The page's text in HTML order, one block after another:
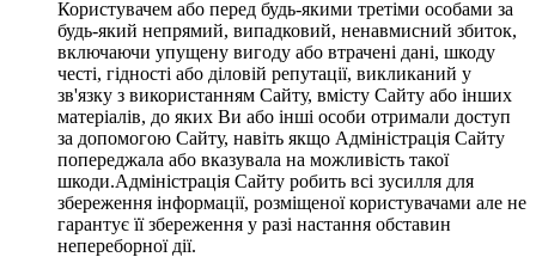
Користувачем або перед будь-якими третіми особами за
будь-який непрямий, випадковий, ненавмисний збиток,
включаючи упущену вигоду або втрачені дані, шкоду
честі, гідності або діловій репутації, викликаний у
зв'язку з використанням Сайту, вмісту Сайту або інших
матеріалів, до яких Ви або інші особи отримали доступ
за допомогою Сайту, навіть якщо Адміністрація Сайту
попереджала або вказувала на можливість такої
шкоди.Адміністрація Сайту робить всі зусилля для
збереження інформації, розміщеної користувачами але не
гарантує її збереження у разі настання обставин
непереборної дії.